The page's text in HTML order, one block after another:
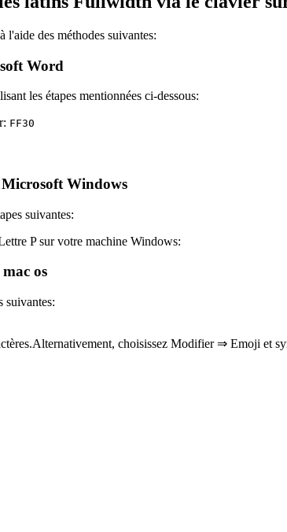
des méthodes suivantes:
Word
les étapes mentionnées ci-dessous:
FF30
Windows
suivantes:
P sur votre machine Windows:
os
suivantes:
choisissez Modifier ⇒ Emoji et